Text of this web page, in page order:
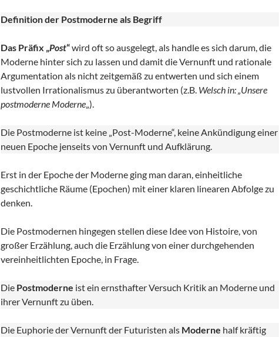
Definition der Postmoderne als Begriff
Das Präfix „Post“wird oft so ausgelegt, als handle es sich darum, die
Moderne hinter sich zu lassen und damit die Vernunft und rationale
Argumentation als nicht zeitgemäß zu entwerten und sich einem
lustvollen Irrationalismus zu überantworten (z.B. Welsch in: „Unsere
postmoderne Moderne„).
Die Postmoderne ist keine „Post-Moderne“, keine Ankündigung einer
neuen Epoche jenseits von Vernunft und Aufklärung.
Erst in der Epoche der Moderne ging man daran, einheitliche
geschichtliche Räume (Epochen) mit einer klaren linearen Abfolge zu
denken.
Die Postmodernen hingegen stellen diese Idee von Histoire, von
großer Erzählung, auch die Erzählung von einer durchgehenden
vereinheitlichten Epoche, in Frage.
Die Postmoderne ist ein ernsthafter Versuch Kritik an Moderne und
ihrer Vernunft zu üben.
Die Euphorie der Vernunft der Futuristen als Moderne half kräftig